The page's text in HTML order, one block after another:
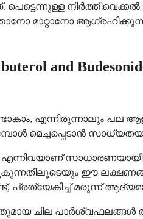
പെട്ടെന്നുള്ള
മാറ്റാനോ
and
എന്നിരുന്നാലും പല
മെച്ചപ്പെടാൻ
ഈ
പ്രത്യേകിച്ച് മരുന്ന്
ചില